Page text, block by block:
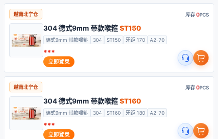
越南北宁仓 库存0PCS
304 德式9mm 带款喉箍 ST150
德式9mm 带款喉箍 304 ST150 牙距 170 A2-70
***
立即登录
越南北宁仓 库存0PCS
304 德式9mm 带款喉箍 ST160
德式9mm 带款喉箍 304 ST160 牙距 180 A2-70
***
立即登录